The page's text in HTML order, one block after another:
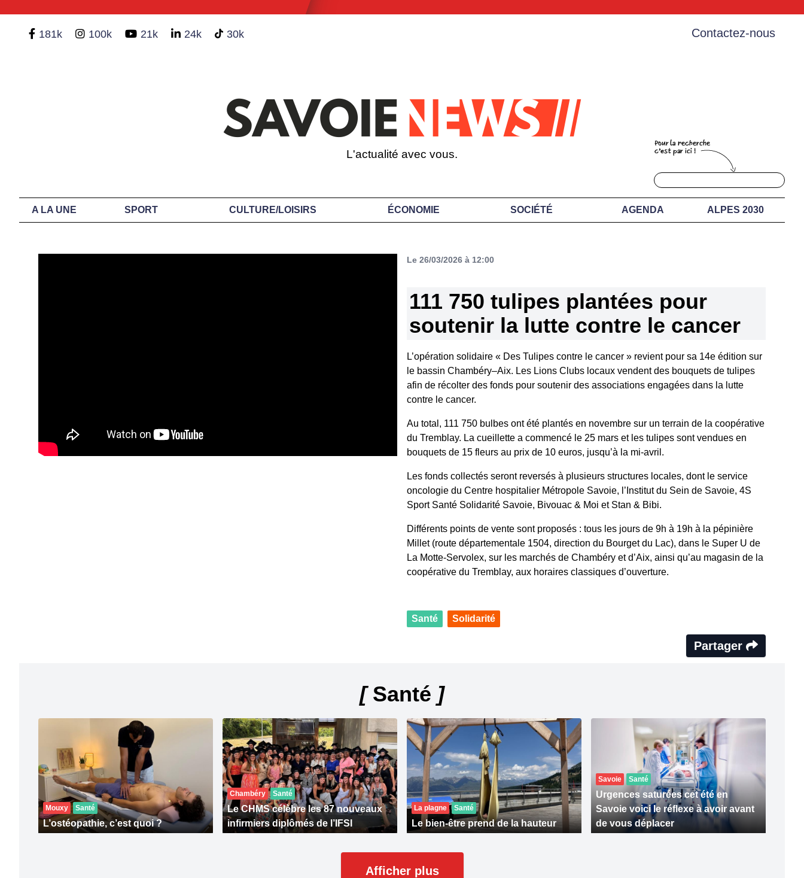
181k 100k 21k 24k 30k Contactez-nous
L'actualité avec vous.
A LA UNE SPORT CULTURE/LOISIRS ÉCONOMIE SOCIÉTÉ AGENDA ALPES 2030
Le 26/03/2026 à 12:00
111 750 tulipes plantées pour
soutenir la lutte contre le cancer
L’opération solidaire « Des Tulipes contre le cancer » revient pour sa 14e édition sur
le bassin Chambéry–Aix. Les Lions Clubs locaux vendent des bouquets de tulipes
afin de récolter des fonds pour soutenir des associations engagées dans la lutte
contre le cancer.
Au total, 111 750 bulbes ont été plantés en novembre sur un terrain de la coopérative
du Tremblay. La cueillette a commencé le 25 mars et les tulipes sont vendues en
bouquets de 15 fleurs au prix de 10 euros, jusqu’à la mi-avril.
Les fonds collectés seront reversés à plusieurs structures locales, dont le service
oncologie du Centre hospitalier Métropole Savoie, l’Institut du Sein de Savoie, 4S
Sport Santé Solidarité Savoie, Bivouac & Moi et Stan & Bibi.
Différents points de vente sont proposés : tous les jours de 9h à 19h à la pépinière
Millet (route départementale 1504, direction du Bourget du Lac), dans le Super U de
La Motte-Servolex, sur les marchés de Chambéry et d’Aix, ainsi qu’au magasin de la
coopérative du Tremblay, aux horaires classiques d’ouverture.
Santé Solidarité
Partager
[Santé ]
Mouxy Santé
L’ostéopathie, c’est quoi ?
Chambéry Santé
Le CHMS célèbre les 87 nouveaux
infirmiers diplômés de l’IFSI
La plagne Santé
Le bien-être prend de la hauteur
Savoie Santé
Urgences saturées cet été en
Savoie voici le réflexe à avoir avant
de vous déplacer
Afficher plus